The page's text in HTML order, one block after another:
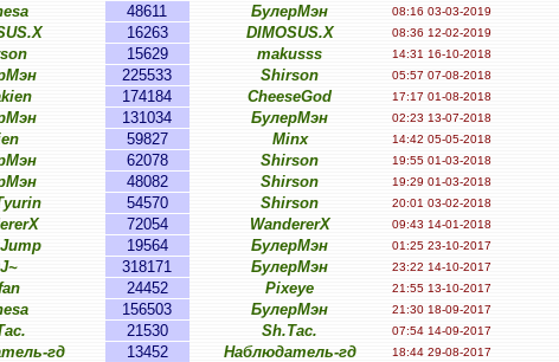
48611 БулерМэн 08:16 03-03-2019
16263 DIMOSUS.X 08:36 12-02-2019
15629 makusss 14:31 16-10-2018
225533 Shirson 05:57 07-08-2018
174184 CheeseGod 17:17 01-08-2018
131034 БулерМэн 02:23 13-07-2018
59827 Minx 14:42 05-05-2018
62078 Shirson 19:55 01-03-2018
48082 Shirson 19:29 01-03-2018
54570 Shirson 20:01 03-02-2018
72054 WandererX 09:43 14-01-2018
19564 БулерМэн 01:25 23-10-2017
318171 БулерМэн 23:22 14-10-2017
24452 Pixeye 21:55 13-10-2017
156503 БулерМэн 21:30 18-09-2017
21530 Sh.Tac. 07:54 14-09-2017
гд 13452 Наблюдатель-гд 18:44 29-08-2017